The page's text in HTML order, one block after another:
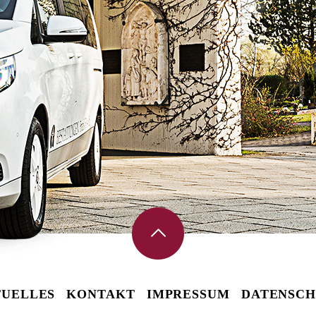
KONTAKT IMPRESSUM